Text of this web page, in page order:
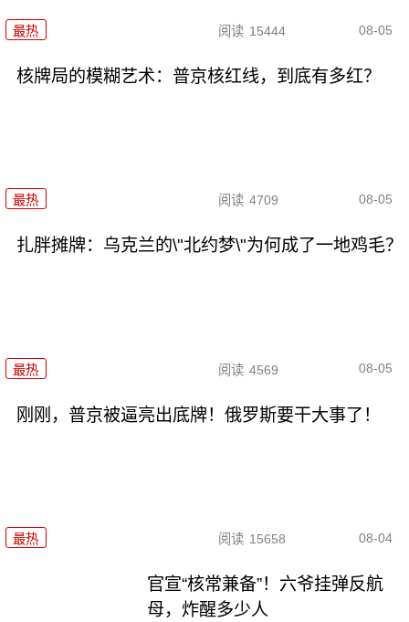
最热 阅读 15444 08-05
核牌局的模糊艺术：普京核红线，到底有多红？
最热 阅读 4709 08-05
扎胖摊牌：乌克兰的\"北约梦\"为何成了一地鸡毛？
最热 阅读 4569 08-05
刚刚，普京被逼亮出底牌！俄罗斯要干大事了！
最热 阅读 15658 08-04
官宣“核常兼备”！六爷挂弹反航
母，炸醒多少人